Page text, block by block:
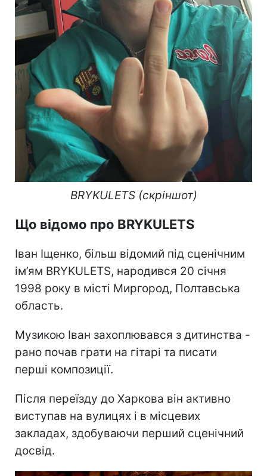
BRYKULETS (скріншот)
Що відомо про BRYKULETS
Іван Іщенко, більш відомий під сценічним
ім’ям BRYKULETS, народився 20 січня
1998 року в місті Миргород, Полтавська
область.
Музикою Іван захоплювався з дитинства -
рано почав грати на гітарі та писати
перші композиції.
Після переїзду до Харкова він активно
виступав на вулицях і в місцевих
закладах, здобуваючи перший сценічний
досвід.